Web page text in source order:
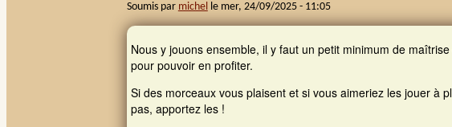
Soumis par michelle mer, 24/09/2025 - 11:05
Nous y jouons ensemble, il y faut un petit minimum de
pour pouvoir en profiter.
Si des morceaux vous plaisent et si vous aimeriez les jouer à
pas, apportez les !